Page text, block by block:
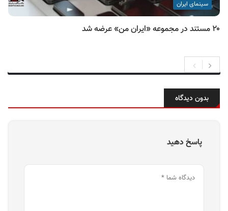
سینمای ایران
۲۰ مستند در مجموعه «ایران من» عرضه شد
بدون دیدگاه
پاسخ دهید